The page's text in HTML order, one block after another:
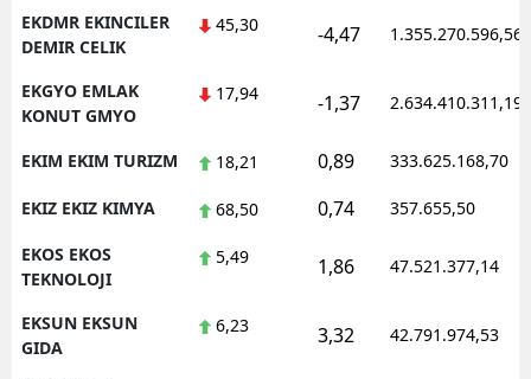
EKDMR EKINCILER
DEMIR CELIK
45,30 -4,47 1.355.270.596,56
EKGYO EMLAK
KONUT GMYO
17,94 -1,37 2.634.410.311,19
EKIM EKIM TURIZM 18,21 0,89 333.625.168,70
EKIZ EKIZ KIMYA 68,50 0,74 357.655,50
EKOS EKOS
TEKNOLOJI
5,49 1,86 47.521.377,14
EKSUN EKSUN
GIDA
6,23 3,32 42.791.974,53